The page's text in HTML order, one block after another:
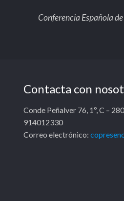
Conferencia Española
Contacta con
Conde Peñalver 76, 1º, C –
914012330
Correo electrónico: